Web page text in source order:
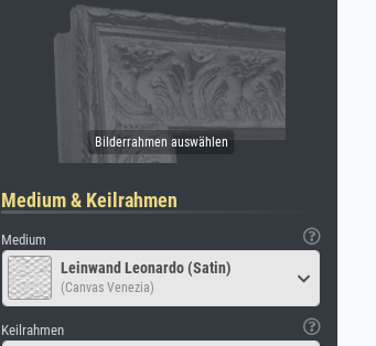
Medium & Keilrahmen
Medium
Leinwand Leonardo (Satin)
(Canvas Venezia)
Keilrahmen